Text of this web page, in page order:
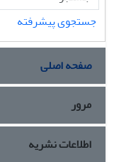
جستجوی پیشرفته
صفحه اصلی
مرور
اطلاعات نشریه